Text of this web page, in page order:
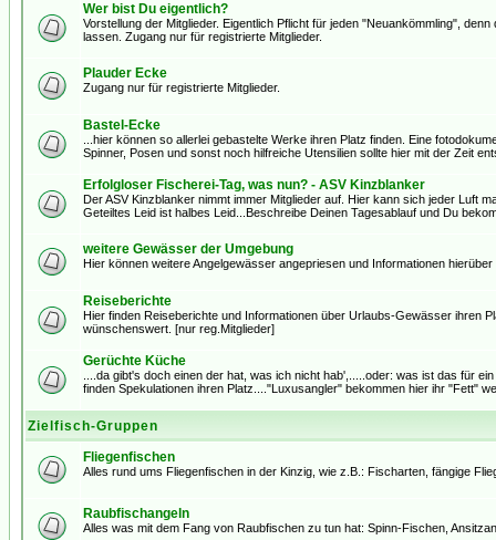
Wer bist Du eigentlich?
Vorstellung der Mitglieder. Eigentlich Pflicht für jeden "Neuankömmling",
lassen. Zugang nur für registrierte Mitglieder.
Plauder Ecke
Zugang nur für registrierte Mitglieder.
Bastel-Ecke
...hier können so allerlei gebastelte Werke ihren Platz finden. Eine
Spinner, Posen und sonst noch hilfreiche Utensilien sollte hier mit der Zeit
Erfolgloser Fischerei-Tag, was nun? - ASV Kinzblanker
Der ASV Kinzblanker nimmt immer Mitglieder auf. Hier kann sich jeder Luft
Geteiltes Leid ist halbes Leid...Beschreibe Deinen Tagesablauf und Du
weitere Gewässer der Umgebung
Hier können weitere Angelgewässer angepriesen und Informationen
Reiseberichte
Hier finden Reiseberichte und Informationen über Urlaubs-Gewässer ihren
wünschenswert. [nur reg.Mitglieder]
Gerüchte Küche
....da gibt's doch einen der hat, was ich nicht hab',.....oder: was ist das für
finden Spekulationen ihren Platz...."Luxusangler" bekommen hier ihr "Fett"
Zielfisch-Gruppen
Fliegenfischen
Alles rund ums Fliegenfischen in der Kinzig, wie z.B.: Fischarten, fängige
Raubfischangeln
Alles was mit dem Fang von Raubfischen zu tun hat: Spinn-Fischen,